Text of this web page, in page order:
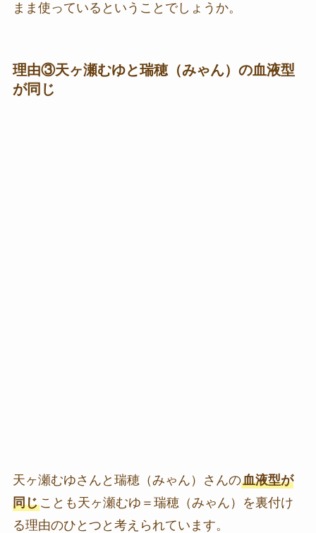
まま使っているということでしょうか。
理由③天ヶ瀬むゆと瑞穂（みゃん）の血液型
が同じ
天ヶ瀬むゆさんと瑞穂（みゃん）さんの血液型が
同じことも天ヶ瀬むゆ＝瑞穂（みゃん）を裏付け
る理由のひとつと考えられています。